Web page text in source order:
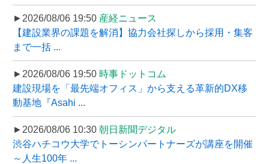
►2026/08/06 19:50 産経ニュース
【建設業界の課題を解消】協力会社探しから採用・集客
まで一括 ...
►2026/08/06 19:50 時事ドットコム
建設現場を「最先端オフィス」から支える革新的DX移
動基地『Asahi ...
►2026/08/06 10:30 朝日新聞デジタル
渋谷ハチコウ大学でトーシンパートナーズが講座を開催
～人生100年 ...